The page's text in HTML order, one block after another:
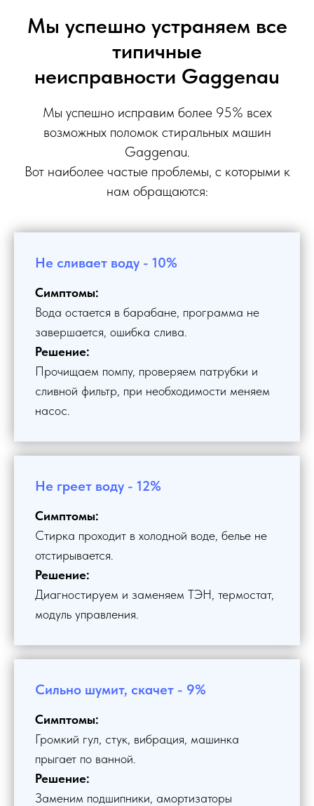
Мы успешно устраняем все
типичные
неисправности Gaggenau
Мы успешно исправим более 95% всех
возможных поломок стиральных машин
Gaggenau.
Вот наиболее частые проблемы, с которыми к
нам обращаются:
Не сливает воду - 10%
Симптомы:
Вода остается в барабане, программа не
завершается, ошибка слива.
Решение:
Прочищаем помпу, проверяем патрубки и
сливной фильтр, при необходимости меняем
насос.
Не греет воду - 12%
Симптомы:
Стирка проходит в холодной воде, белье не
отстирывается.
Решение:
Диагностируем и заменяем ТЭН, термостат,
модуль управления.
Сильно шумит, скачет - 9%
Симптомы:
Громкий гул, стук, вибрация, машинка
прыгает по ванной.
Решение:
Заменим подшипники, амортизаторы